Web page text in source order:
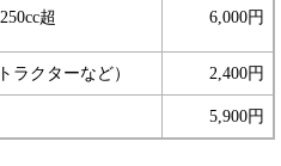
250cc超 6,000円
クターなど） 2,400円
5,900円